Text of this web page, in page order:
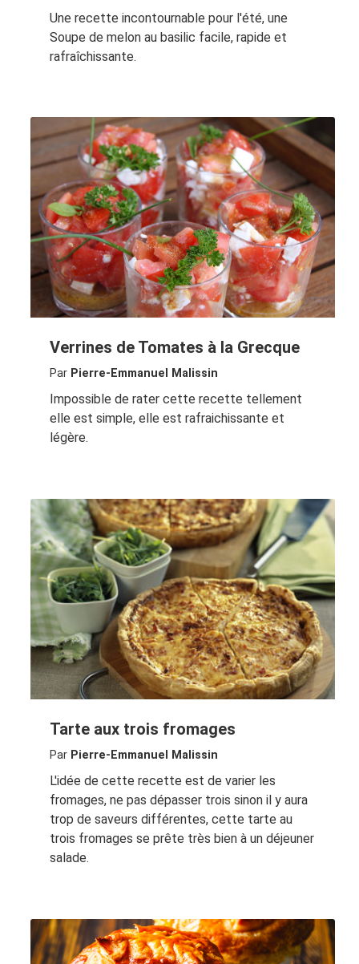
Une recette incontournable pour l'été, une
Soupe de melon au basilic facile, rapide et
rafraîchissante.
Verrines de Tomates à la Grecque
Par Pierre-Emmanuel Malissin
Impossible de rater cette recette tellement
elle est simple, elle est rafraichissante et
légère.
Tarte aux trois fromages
Par Pierre-Emmanuel Malissin
L'idée de cette recette est de varier les
fromages, ne pas dépasser trois sinon il y aura
trop de saveurs différentes, cette tarte au
trois fromages se prête très bien à un déjeuner
salade.